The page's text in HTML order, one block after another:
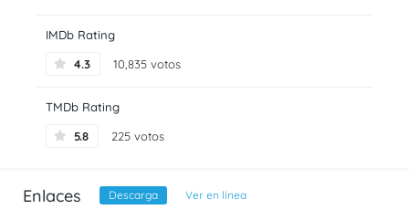
IMDb Rating
4.3
10,835 votos
TMDb Rating
5.8
225 votos
Enlaces Descarga Ver en línea